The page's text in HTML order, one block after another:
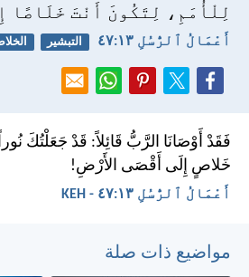
لِلْأُمَمِ، لِتَكُونَ أَنْتَ خَلَاصًا
أَعْمَالُ ٱلرُّسُلِ ١٣:‏٤٧ التبشير
فَقَدْ أَوْصَانَا الرَّبُّ قَائِلاً: قَدْ جَعَلْتُكَ
خَلاصٍ إِلَى أَقْصَى الأَرْضِ!
أَعْمَالُ ٱلرُّسُلِ ١٣:‏٤٧ - KEH
مواضيع ذات صلة